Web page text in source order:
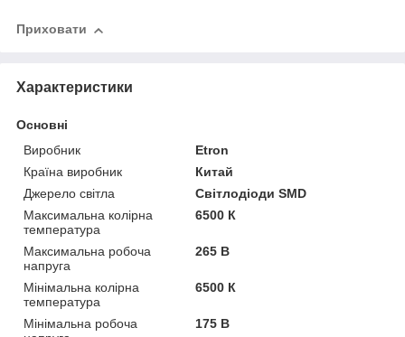
Приховати
Характеристики
Основні
Виробник
Etron
Країна виробник
Китай
Джерело світла
Світлодіоди SMD
Максимальна колірна
температура
6500 К
Максимальна робоча
напруга
265 В
Мінімальна колірна
температура
6500 К
Мінімальна робоча
175 В